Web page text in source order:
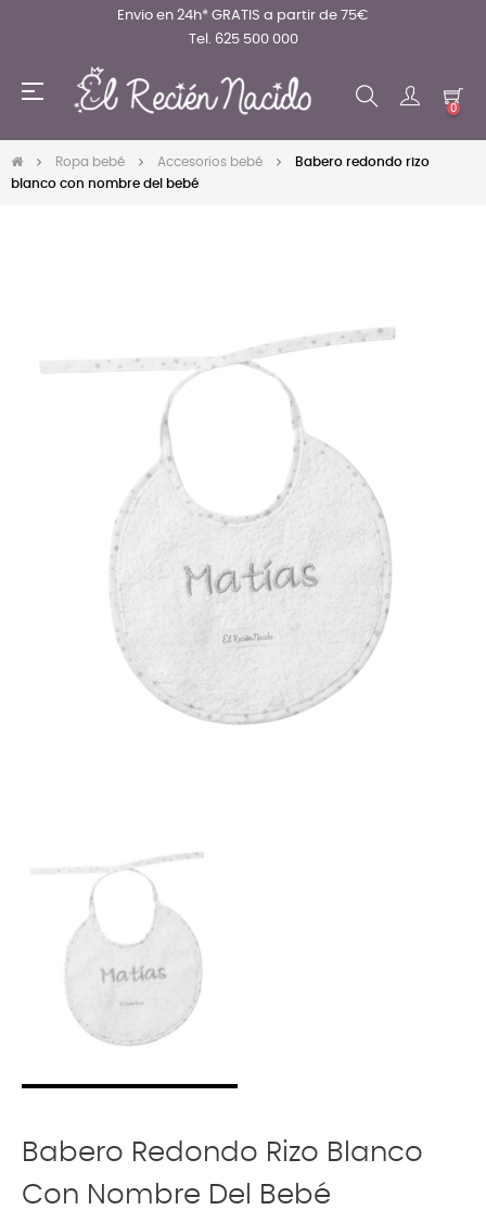
Envio en 24h* GRATIS a partir de 75€
Tel. 625 500 000
Navegación
☰
0
Ropa bebé Accesorios bebé
Babero redondo rizo
blanco con nombre del bebé
Babero Redondo Rizo Blanco
Con Nombre Del Bebé